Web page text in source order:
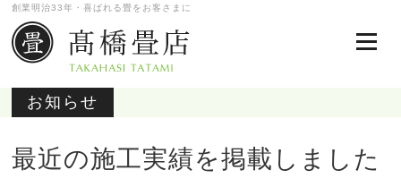
創業明治33年・喜ばれる畳をお客さまに
お知らせ
最近の施工実績を掲載しました